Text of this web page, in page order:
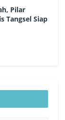
Pilar
Tangsel Siap